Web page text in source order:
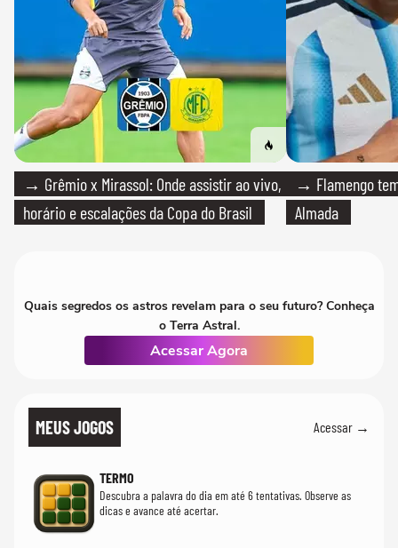
→ Grêmio x Mirassol: Onde assistir ao vivo,
horário e escalações da Copa do Brasil
→ Flamengo
Almada
Quais segredos os astros revelam para o seu futuro? Conheça
o Terra Astral.
Acessar Agora
MEUS JOGOS Acessar →
TERMO
Descubra a palavra do dia em até 6 tentativas. Observe as
dicas e avance até acertar.